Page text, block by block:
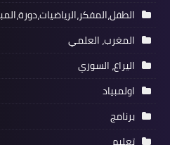
المغرب، العلمي
اليراع، السوري
اولمبياد
برنامج
تعليم